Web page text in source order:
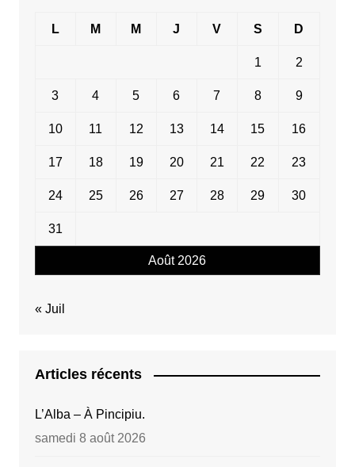
Août 2026
L M M J V S D
1 2
3 4 5 6 7 8 9
10 11 12 13 14 15 16
17 18 19 20 21 22 23
24 25 26 27 28 29 30
31
« Juil
Articles récents
L’Alba – À Pincipiu.
samedi 8 août 2026